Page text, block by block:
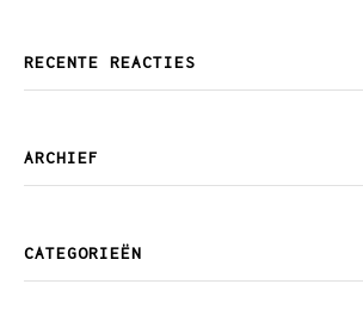
RECENTE REACTIES
ARCHIEF
CATEGORIEËN